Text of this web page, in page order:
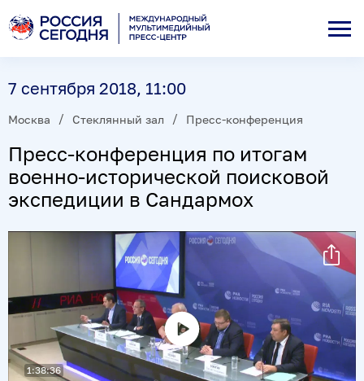
7 сентября 2018, 11:00
Москва Стеклянный зал Пресс-конференция
Пресс-конференция по итогам
военно-исторической поисковой
экспедиции в Сандармох
Воспроизвести
видео
1:38:36